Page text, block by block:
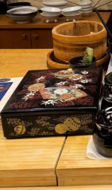
最新号試し読み
定期購読
デジタル版
購入